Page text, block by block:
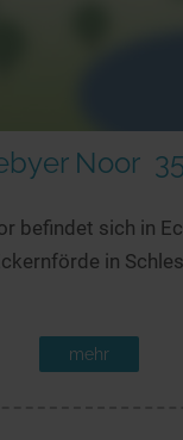
Noor
befindet sich in
in
mehr